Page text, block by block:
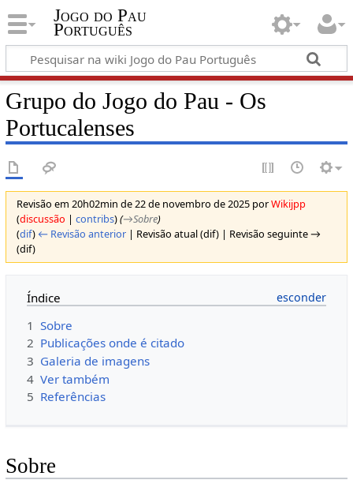
Jogo do Pau
Português
Grupo do Jogo do Pau - Os
Portucalenses
Revisão em 20h02min de 22 de novembro de 2025 porWikijpp
(discussão | contribs)(→‎Sobre)
(dif) ← Revisão anterior| Revisão atual (dif) | Revisão seguinte →
(dif)
Índice
1 Sobre
2 Publicações onde é citado
3 Galeria de imagens
4 Ver também
5 Referências
Sobre